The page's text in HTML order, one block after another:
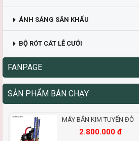
ÁNH SÁNG SÂN KHẤU
BỘ RÓT CÁT LỄ CƯỚI
FANPAGE
SẢN PHẨM BÁN CHẠY
MÁY BẮN KIM TUYẾN ĐỎ
2.800.000 đ